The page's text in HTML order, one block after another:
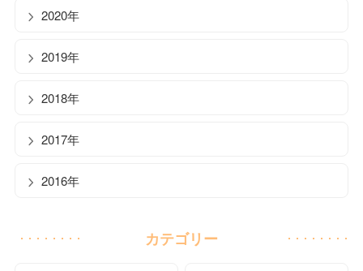
2020年
2019年
2018年
2017年
2016年
カテゴリー